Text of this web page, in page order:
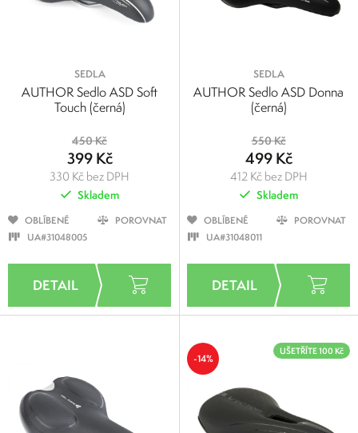
PROLOGO
SEDLA
AUTHOR Sedlo ASD Soft
Touch (černá)
450 Kč
399 Kč
330 Kč bez DPH
Skladem
OBLÍBENÉ
POROVNAT
UA#31048005
SEDLA
AUTHOR Sedlo ASD Donna
(černá)
550 Kč
499 Kč
412 Kč bez DPH
Skladem
OBLÍBENÉ
POROVNAT
UA#31048011
-14%
UŠETŘÍTE 100 Kč